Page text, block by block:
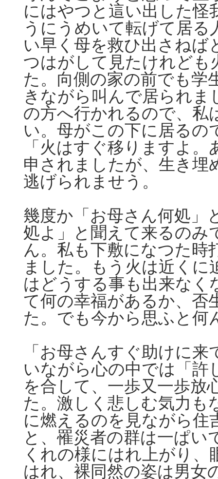
にはやつと這い出した怪
うにうめいて転げて居
い早く母を救ひ出さねば
つはがして見たけれども
た。向側の家の前でも学
きながら叫んで居られ
の方へ行かれるので、私
い。母がこの下に居るの
「火はすぐ移りますよ
申されましたが、生き埋
逃げられませう。
幾度か「お母さん何処」
処よ」と聞えて来るのみ
ん。私も下敷になつた時
ました。もう火は近くに
はどうする事も出来なく
て何の幸福があるか、否
た。でも今から思ふと何
「お母さんすぐ助けに
いながら心の中では「許
を合して、一歩又一歩放
た。激しく悲しむ気力も
に燃えるのを見ながら住
と、罹災者の群は一ぱい
くれの様にはれ上がり
はれ、裸同然の姿は男女